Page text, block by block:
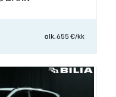
alk. 655 €/kk